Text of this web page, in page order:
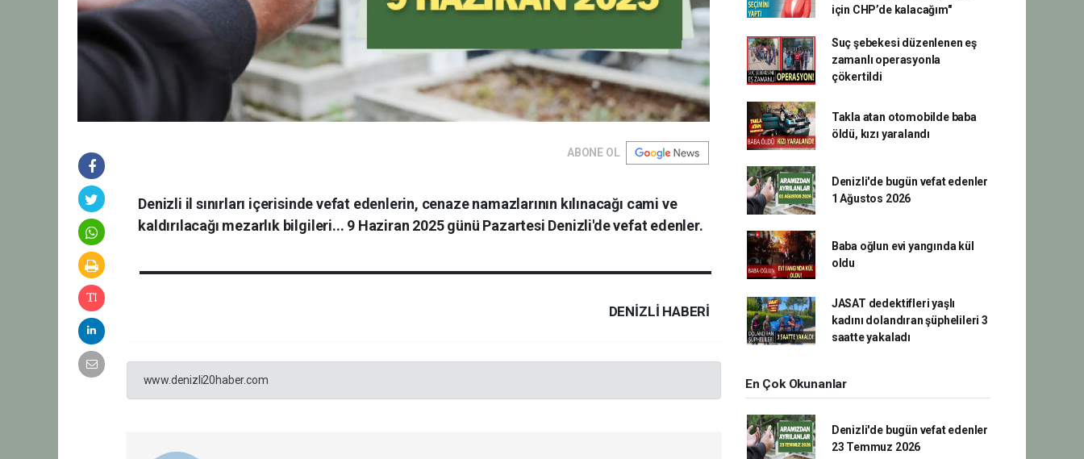
ABONE OL
Denizli il sınırları içerisinde vefat edenlerin, cenaze namazlarının kılınacağı cami ve
kaldırılacağı mezarlık bilgileri... 9 Haziran 2025 günü Pazartesi Denizli'de vefat edenler.
DENIZLI HABERİ
www.denizli20haber.com
için CHP’de kalacağım"
Suç şebekesi düzenlenen eş
zamanlı operasyonla
çökertildi
Takla atan otomobilde baba
öldü, kızı yaralandı
Denizli'de bugün vefat edenler
1 Ağustos 2026
Baba oğlun evi yangında kül
oldu
JASAT dedektifleri yaşlı
kadını dolandıran şüphelileri 3
saatte yakaladı
En Çok Okunanlar
Denizli'de bugün vefat edenler
23 Temmuz 2026